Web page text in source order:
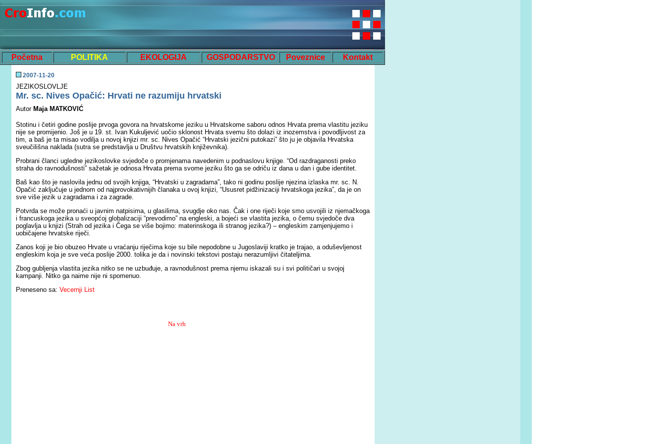
Početna POLITIKA EKOLOGIJA GOSPODARSTVO Poveznice Kontakt
2007-11-20
JEZIKOSLOVLJE
Mr. sc. Nives Opačić: Hrvati ne razumiju hrvatski
AutorMaja MATKOVIĆ
Stotinu i četiri godine poslije prvoga govora na hrvatskome jeziku u Hrvatskome saboru odnos Hrvata prema vlastitu jeziku
nije se promijenio. Još je u 19. st. Ivan Kukuljević uočio sklonost Hrvata svemu što dolazi iz inozemstva i povodljivost za
tim, a baš je ta misao vodilja u novoj knjizi mr. sc. Nives Opačić “Hrvatski jezični putokazi” što ju je objavila Hrvatska
sveučilišna naklada (sutra se predstavlja u Društvu hrvatskih književnika).
Probrani članci ugledne jezikoslovke svjedoče o promjenama navedenim u podnaslovu knjige. “Od razdraganosti preko
straha do ravnodušnosti” sažetak je odnosa Hrvata prema svome jeziku što ga se odriču iz dana u dan i gube identitet.
Baš kao što je naslovila jednu od svojih knjiga, “Hrvatski u zagradama”, tako ni godinu poslije njezina izlaska mr. sc. N.
Opačić zaključuje u jednom od najprovokativnijih članaka u ovoj knjizi, “Ususret pidžinizaciji hrvatskoga jezika”, da je on
sve više jezik u zagradama i za zagrade.
Potvrda se može pronaći u javnim natpisima, u glasilima, svugdje oko nas. Čak i one riječi koje smo usvojili iz njemačkoga
i francuskoga jezika u sveopćoj globalizaciji “prevodimo” na engleski, a bojeći se vlastita jezika, o čemu svjedoče dva
poglavlja u knjizi (Strah od jezika i Čega se više bojimo: materinskoga ili stranog jezika?) – engleskim zamjenjujemo i
uobičajene hrvatske riječi.
Zanos koji je bio obuzeo Hrvate u vraćanju riječima koje su bile nepodobne u Jugoslaviji kratko je trajao, a oduševljenost
engleskim koja je sve veća poslije 2000. tolika je da i novinski tekstovi postaju nerazumljivi čitateljima.
Zbog gubljenja vlastita jezika nitko se ne uzbuđuje, a ravnodušnost prema njemu iskazali su i svi političari u svojoj
kampanji. Nitko ga naime nije ni spomenuo.
Preneseno sa: Vecernji List
Na vrh